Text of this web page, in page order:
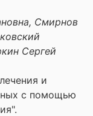
Смирнов
Сергей
и
с помощью